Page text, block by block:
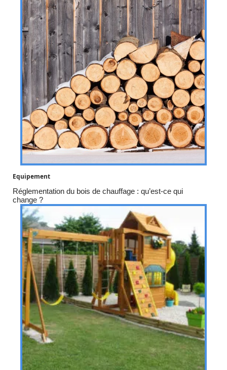
Equipement
Réglementation du bois de chauffage : qu’est-ce qui
change ?